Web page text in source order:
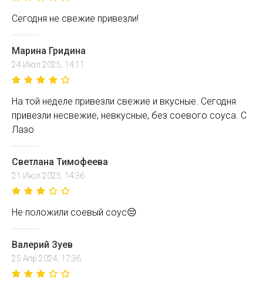
Сегодня не свежие привезли!
Марина Гридина
24 Июл 2025, 14:11
На той неделе привезли свежие и вкусные. Сегодня
привезли несвежие, невкусные, без соевого соуса. С
Лазо
Светлана Тимофеева
21 Июл 2025, 14:36
Не положили соевый соус😔
Валерий Зуев
25 Апр 2024, 17:36